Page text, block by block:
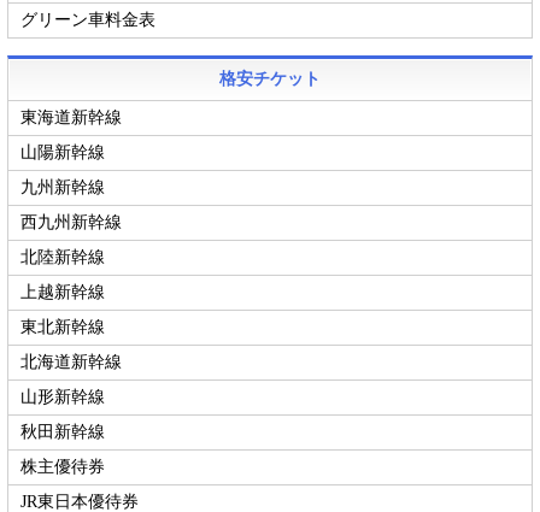
グリーン車料金表
格安チケット
東海道新幹線
山陽新幹線
九州新幹線
西九州新幹線
北陸新幹線
上越新幹線
東北新幹線
北海道新幹線
山形新幹線
秋田新幹線
株主優待券
JR東日本優待券